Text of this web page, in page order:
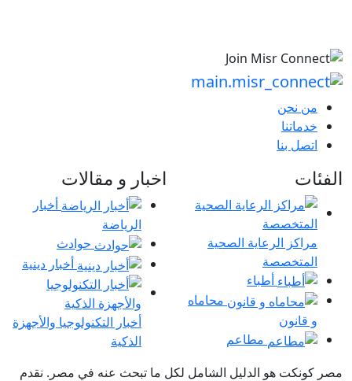
من نحن
خدماتنا
اتصل بنا
الفئات
مراكز الرعاية الصحية
المتخصصة
أطباء
محاماه
و قانون
مطاعم
اخبار و مقالات
أخبار
الرياضة
حوادث
أخبار دينية
أخبار التكنولوجيا والأجهزة
الذكية
مصر كونكت هو الدليل الشامل لكل ما تبحث عنه في مصر. نقدم